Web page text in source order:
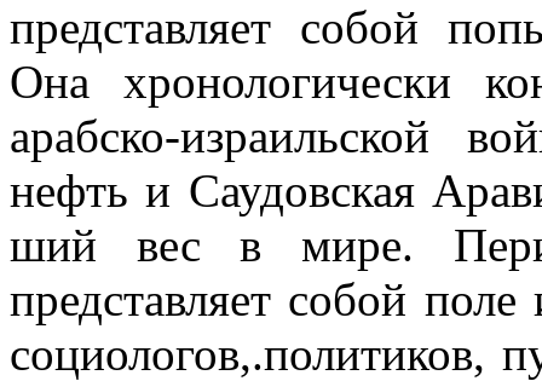
представляет собой
Она хронологически
арабско-израильской
нефть и Саудовская
ший вес в мире.
представляет собой
социологов,.политиков,